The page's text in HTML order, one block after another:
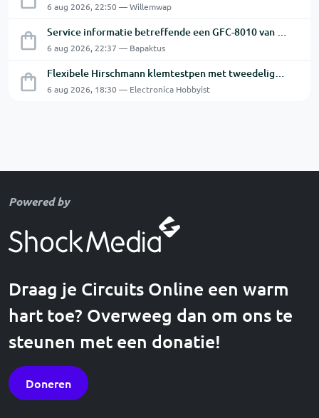
6 aug 2026, 22:50 — Willemwap
Service informatie betreffende een GFC-8010 van GW
6 aug 2026, 22:37 — Bapaktus
Flexibele Hirschmann klemtestpen met tweedelige klem.
6 aug 2026, 18:30 — Electronica Hobbyist
Powered by
Draag je Circuits Online een warm
hart toe? Overweeg dan om ons te
steunen met een donatie!
Doneren